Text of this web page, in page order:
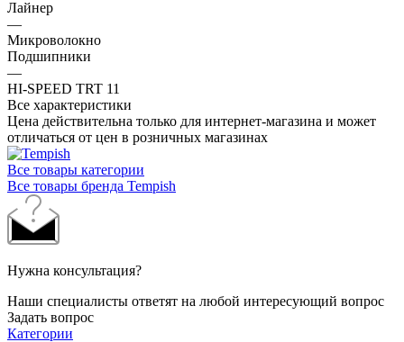
Лайнер
—
Микроволокно
Подшипники
—
HI-SPEED TRT 11
Все характеристики
Цена действительна только для интернет-магазина и может
отличаться от цен в розничных магазинах
Все товары категории
Все товары бренда Tempish
Нужна консультация?
Наши специалисты ответят на любой интересующий вопрос
Задать вопрос
Категории